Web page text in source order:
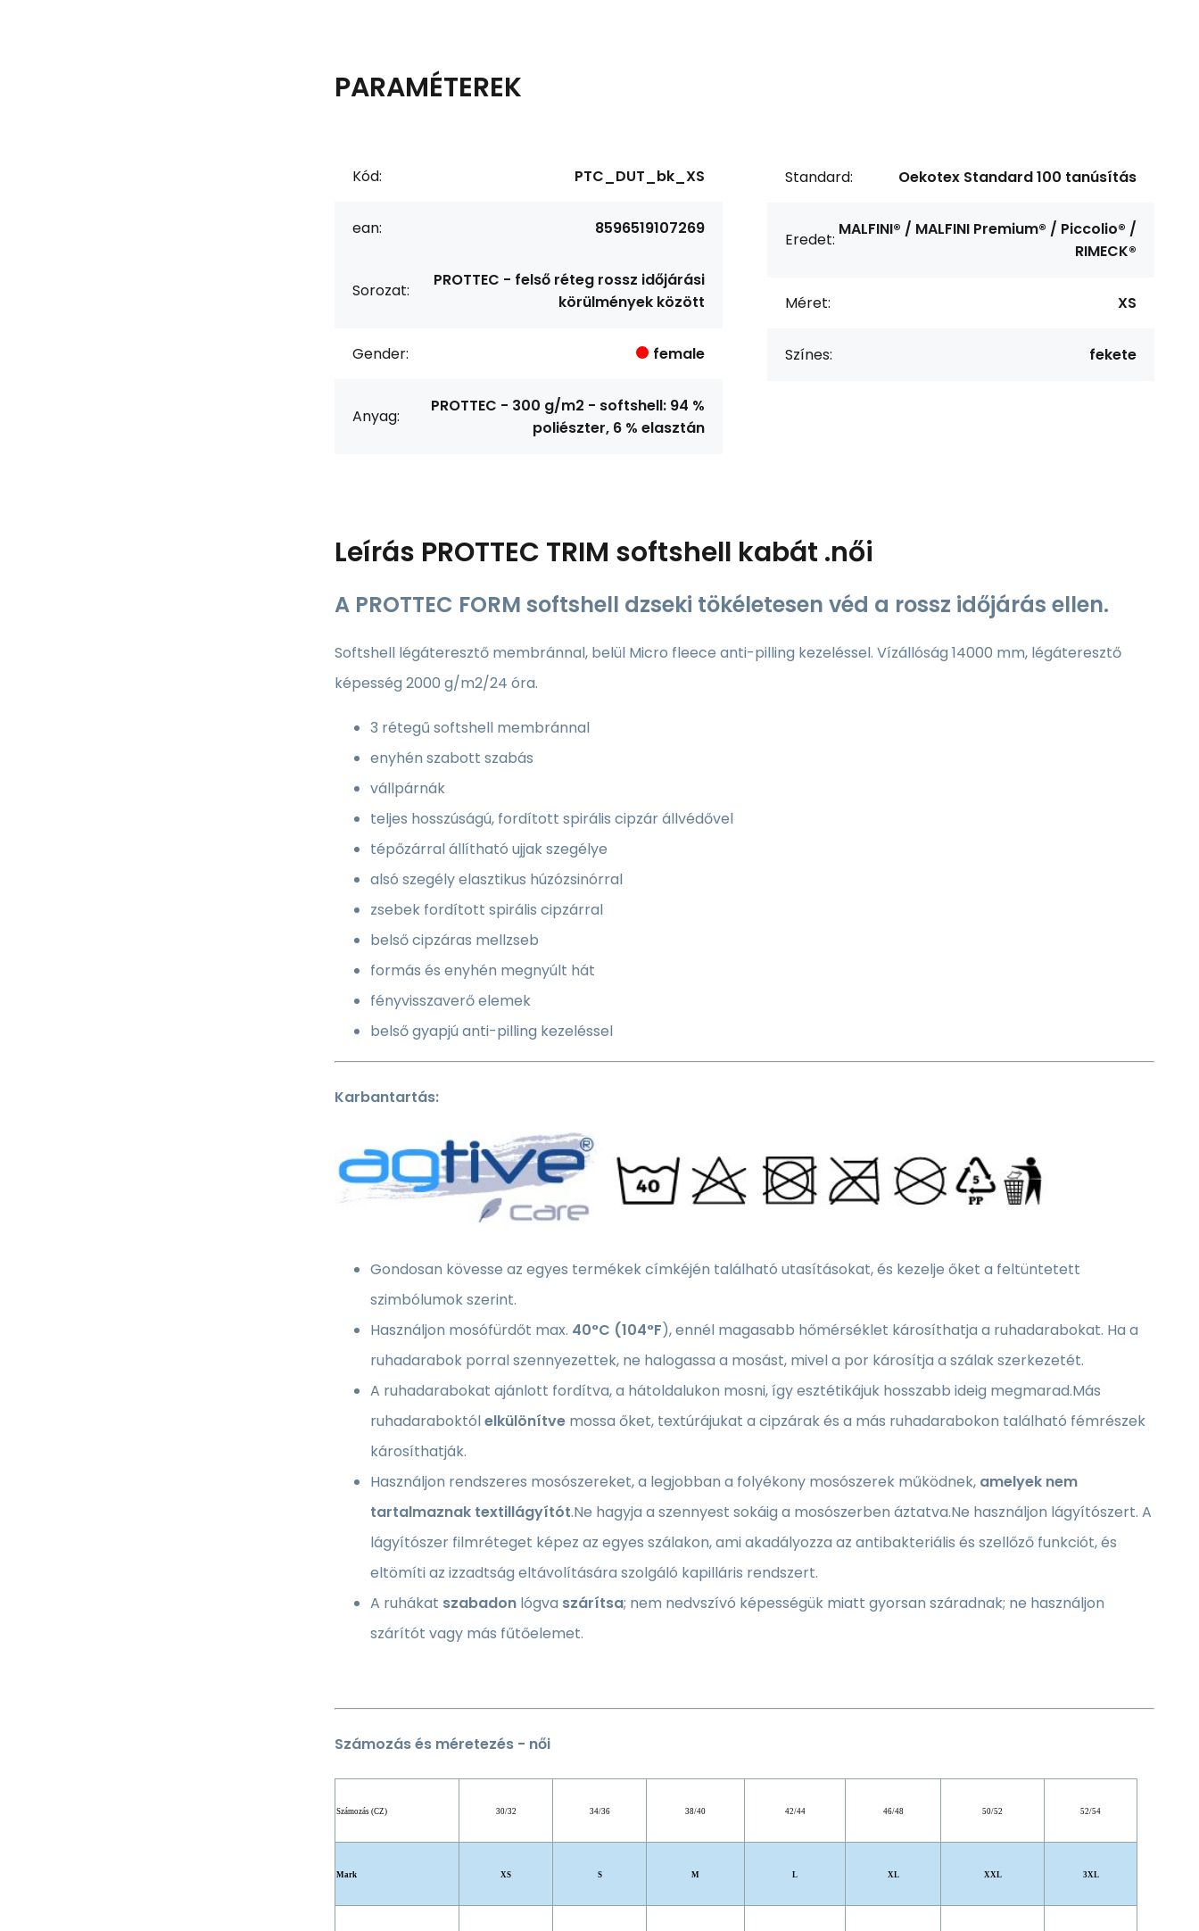
PARAMÉTEREK
Kód: PTC_DUT_bk_XS
ean: 8596519107269
Sorozat:
PROTTEC - felső réteg rossz időjárási
körülmények között
Gender: female
Anyag:
PROTTEC - 300 g/m2 - softshell: 94 %
poliészter, 6 % elasztán
Standard: Oekotex Standard 100 tanúsítás
Eredet:
MALFINI® / MALFINI Premium® / Piccolio® /
RIMECK®
Méret: XS
Színes: fekete
Leírás PROTTEC TRIM softshell kabát .női
A PROTTEC FORM softshell dzseki tökéletesen véd a rossz időjárás ellen.
Softshell légáteresztő membránnal, belül Micro fleece anti-pilling kezeléssel. Vízállóság 14000 mm, légáteresztő
képesség 2000 g/m2/24 óra.
3 rétegű softshell membránnal
enyhén szabott szabás
vállpárnák
teljes hosszúságú, fordított spirális cipzár állvédővel
tépőzárral állítható ujjak szegélye
alsó szegély elasztikus húzózsinórral
zsebek fordított spirális cipzárral
belső cipzáras mellzseb
formás és enyhén megnyúlt hát
fényvisszaverő elemek
belső gyapjú anti-pilling kezeléssel
Karbantartás:
Gondosan kövesse az egyes termékek címkéjén található utasításokat, és kezelje őket a feltüntetett
szimbólumok szerint.
Használjon mosófürdőt max. 40°C (104°F), ennél magasabb hőmérséklet károsíthatja a ruhadarabokat. Ha a
ruhadarabok porral szennyezettek, ne halogassa a mosást, mivel a por károsítja a szálak szerkezetét.
A ruhadarabokat ajánlott fordítva, a hátoldalukon mosni, így esztétikájuk hosszabb ideig megmarad.Más
ruhadaraboktólelkülönítve mossa őket, textúrájukat a cipzárak és a más ruhadarabokon található fémrészek
károsíthatják.
Használjon rendszeres mosószereket, a legjobban a folyékony mosószerek működnek, amelyek nem
tartalmaznak textillágyítót.Ne hagyja a szennyest sokáig a mosószerben áztatva.Ne használjon lágyítószert. A
lágyítószer filmréteget képez az egyes szálakon, ami akadályozza az antibakteriális és szellőző funkciót, és
eltömíti az izzadtság eltávolítására szolgáló kapilláris rendszert.
A ruhákat szabadon lógva szárítsa; nem nedvszívó képességük miatt gyorsan száradnak; ne használjon
szárítót vagy más fűtőelemet.
Számozás és méretezés - női
Számozás (CZ) 30/32 34/36 38/40 42/44 46/48 50/52 52/54
Mark XS S M L XL XXL 3XL